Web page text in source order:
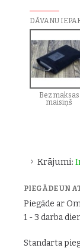
Krājumi:
DĀVANU
Bez maksas
maisiņš
PIEGĀDE UN
Piegāde ar
1 - 3 darba
Standarta